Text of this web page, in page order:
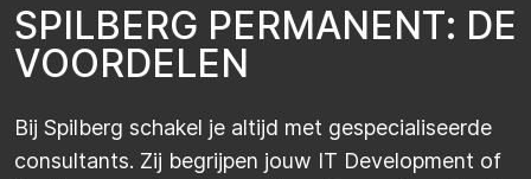
SPILBERG PERMANENT: DE
VOORDELEN
Bij Spilberg schakel je altijd met gespecialiseerde
consultants. Zij begrijpen jouw IT Development of